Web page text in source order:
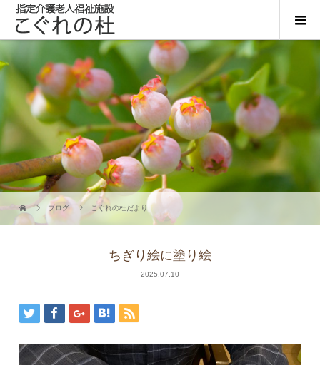
ブログ こぐれの杜だより
ちぎり絵に塗り絵
2025.07.10